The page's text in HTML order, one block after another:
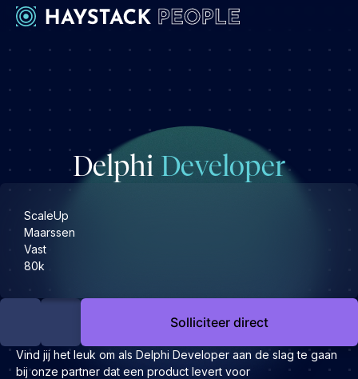
Werkgevers
Engineering & leadership
Executive search
Operations & HR
Product
Kandidaten
Development
Delphi Developer
ScaleUp
Maarssen
Vast
80k
Solliciteer direct
Vind jij het leuk om als Delphi Developer aan de slag te gaan
bij onze partner dat een product levert voor